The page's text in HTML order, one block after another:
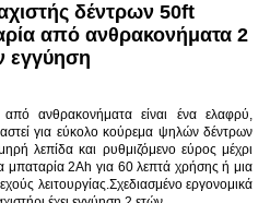
δέντρων 50ft
από ανθρακονήματα 2
εγγύηση
ανθρακονήματα είναι ένα ελαφρύ,
για εύκολο κούρεμα ψηλών δέντρων
λεπίδα και ρυθμιζόμενο εύρος μέχρι
μπαταρία 2Ah για 60 λεπτά χρήσης ή μια
λειτουργίας.Σχεδιασμένο εργονομικά